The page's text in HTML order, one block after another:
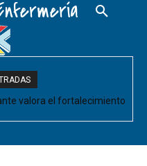
valora el fortalecimiento
estructurales para...